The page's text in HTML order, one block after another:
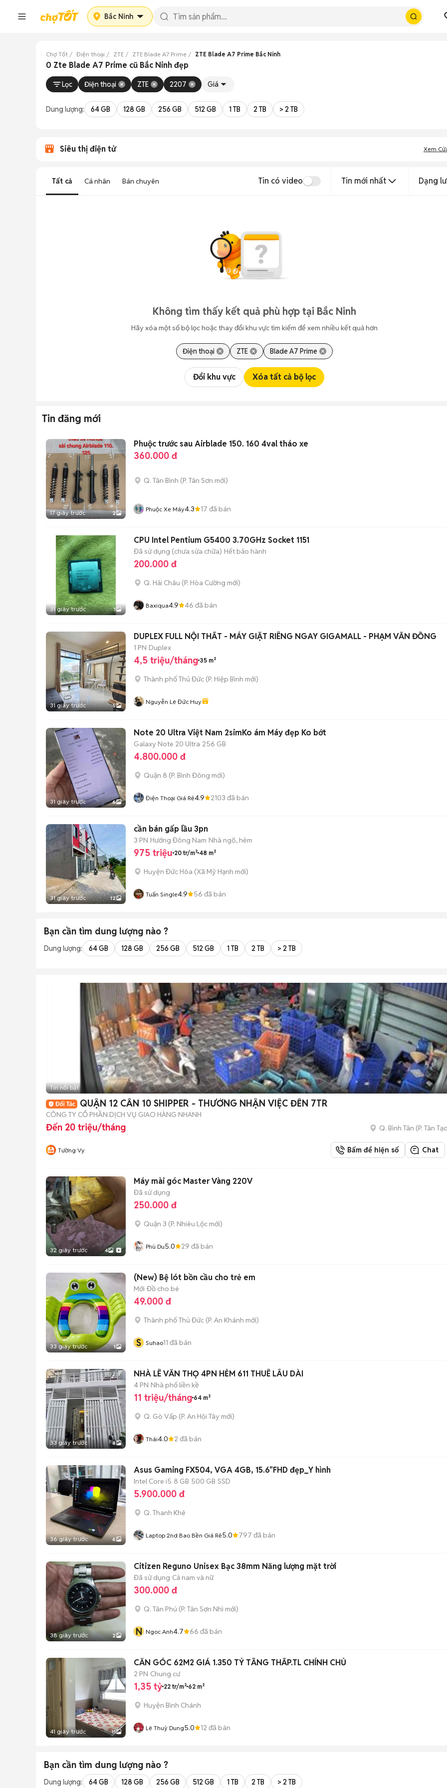
Bắc Ninh
Chợ Tốt Điện thoại ZTE ZTE Blade A7 Prime ZTE Blade A7 Prime Bắc Ninh
0 Zte Blade A7 Prime cũ Bắc Ninh đẹp
Lọc Điện thoại ZTE 2207 Giá
Dung lượng: 64 GB 128 GB 256 GB 512 GB 1 TB 2 TB > 2 TB
Siêu thị điện tử Xem
Tất cả Cá nhân Bán chuyên Tin có video Tin mới nhất Dạng
Không tìm thấy kết quả phù hợp tại Bắc Ninh
Hãy xóa một số bộ lọc hoặc thay đổi khu vực tìm kiếm để xem nhiều kết quả hơn
Điện thoại ZTE Blade A7 Prime
Đổi khu vực Xóa tất cả bộ lọc
Tin đăng mới
17 giây trước 2
Phuộc trước sau Airblade 150. 160 4val tháo xe
360.000 đ
Q. Tân Bình (P. Tân Sơn mới)
Phuộc Xe Máy4.3 17 đã bán
31 giây trước 1
CPU Intel Pentium G5400 3.70GHz Socket 1151
Đã sử dụng (chưa sửa chữa) Hết bảo hành
200.000 đ
Q. Hải Châu (P. Hòa Cường mới)
Baxiqua4.9 46 đã bán
31 giây trước 5
DUPLEX FULL NỘI THẤT - MÁY GIẶT RIÊNG NGAY GIGAMALL - PHẠM VĂN ĐỒNG
1 PN Duplex
4,5 triệu/tháng 35 m²
Thành phố Thủ Đức (P. Hiệp Bình mới)
Nguyễn Lê Đức Huy
31 giây trước 6
Note 20 Ultra Việt Nam 2simKo ám Máy đẹp Ko bớt
Galaxy Note 20 Ultra 256 GB
4.800.000 đ
Quận 8 (P. Bình Đông mới)
Điện Thoại Giá Rẻ4.9 2103 đã bán
31 giây trước 12
cần bán gấp lầu 3pn
3 PN Hướng Đông Nam Nhà ngõ, hẻm
975 triệu 20 tr/m² 48 m²
Huyện Đức Hòa (Xã Mỹ Hạnh mới)
Tuấn Single4.9 56 đã bán
Bạn cần tìm dung lượng nào ?
Dung lượng: 64 GB 128 GB 256 GB 512 GB 1 TB 2 TB > 2 TB
Tin nổi bật
QUẬN 12 CẦN 10 SHIPPER - THƯỞNG NHẬN VIỆC ĐẾN 7TR
CÔNG TY CỔ PHẦN DỊCH VỤ GIAO HÀNG NHANH
Đến 20 triệu/tháng Q. Bình Tân (P. Tân
Tường Vy Bấm để hiện số Chat
32 giây trước 4
Máy mài góc Master Vàng 220V
Đã sử dụng
250.000 đ
Quận 3 (P. Nhiêu Lộc mới)
Phù Du5.0 29 đã bán
33 giây trước 1
(New) Bệ lót bồn cầu cho trẻ em
Mới Đồ cho bé
49.000 đ
Thành phố Thủ Đức (P. An Khánh mới)
S Suhao11 đã bán
33 giây trước 8
NHÀ LÊ VĂN THỌ 4PN HẺM 611 THUÊ LÂU DÀI
4 PN Nhà phố liền kề
11 triệu/tháng 64 m²
Q. Gò Vấp (P. An Hội Tây mới)
Thái4.0 2 đã bán
36 giây trước 6
Asus Gaming FX504, VGA 4GB, 15.6"FHD đẹp_Y hình
Intel Core i5 8 GB 500 GB SSD
5.900.000 đ
Q. Thanh Khê
Laptop 2nd Bao Bền Giá Rẻ5.0 797 đã bán
38 giây trước 2
Citizen Reguno Unisex Bạc 38mm Năng lượng mặt trời
Đã sử dụng Cả nam và nữ
300.000 đ
Q. Tân Phú (P. Tân Sơn Nhì mới)
N Ngoc Anh4.7 66 đã bán
41 giây trước 11
CĂN GÓC 62M2 GIÁ 1.350 TỶ TẦNG THẤP.TL CHÍNH CHỦ
2 PN Chung cư
1,35 tỷ 22 tr/m² 62 m²
Huyện Bình Chánh
Lê Thuỳ Dung5.0 12 đã bán
Bạn cần tìm dung lượng nào ?
Dung lượng: 64 GB 128 GB 256 GB 512 GB 1 TB 2 TB > 2 TB